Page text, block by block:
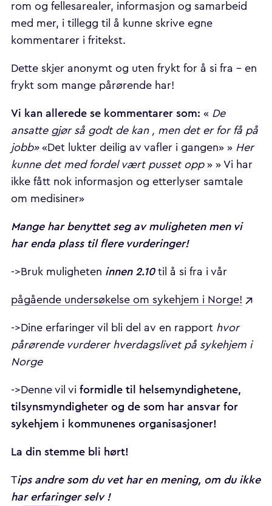
rom og fellesarealer, informasjon og samarbeid
med mer, i tillegg til å kunne skrive egne
kommentarer i fritekst.
Dette skjer anonymt og uten frykt for å si fra – en
frykt som mange pårørende har!
Vi kan allerede se kommentarer som: « De
ansatte gjør så godt de kan , men det er for få på
jobb»«Det lukter deilig av vafler i gangen» » Her
kunne det med fordel vært pusset opp » » Vi har
ikke fått nok informasjon og etterlyser samtale
om medisiner»
Mange har benyttet seg av muligheten men vi
har enda plass til flere vurderinger!
->Bruk muligheten innen 2.10 til å si fra i vår
pågående undersøkelse om sykehjem i Norge!
->Dine erfaringer vil bli del av en rapport hvor
pårørende vurderer hverdagslivet på sykehjem i
Norge
->Denne vil vi formidle til helsemyndighetene,
tilsynsmyndigheter og de som har ansvar for
sykehjem i kommunenes organisasjoner!
La din stemme bli hørt!
Tips andre som du vet har en mening, om du ikke
har erfaringer selv !